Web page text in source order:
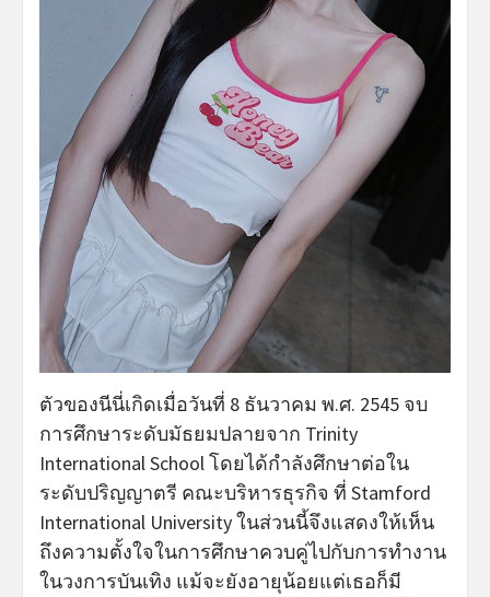
ตัวของนีนี่เกิดเมื่อวันที่ 8 ธันวาคม พ.ศ. 2545 จบ
การศึกษาระดับมัธยมปลายจาก Trinity
International School โดยได้กำลังศึกษาต่อใน
ระดับปริญญาตรี คณะบริหารธุรกิจ ที่ Stamford
International University ในส่วนนี้จึงแสดงให้เห็น
ถึงความตั้งใจในการศึกษาควบคู่ไปกับการทำงาน
ในวงการบันเทิง แม้จะยังอายุน้อยแต่เธอก็มี